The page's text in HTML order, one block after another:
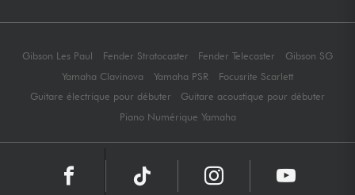
Gibson Les Paul Fender Stratocaster Fender Telecaster
Gibson SG
Yamaha Clavinova
Yamaha PSR
Focusrite Scarlett
Guitare électrique pour débuter
Guitare acoustique pour débuter
Piano Numérique Yamaha